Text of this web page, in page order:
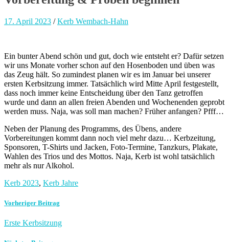
17. April 2023 /Kerb Wembach-Hahn
Ein bunter Abend schön und gut, doch wie entsteht er? Dafür setzen
wir uns Monate vorher schon auf den Hosenboden und üben was
das Zeug hält. So zumindest planen wir es im Januar bei unserer
ersten Kerbsitzung immer. Tatsächlich wird Mitte April festgestellt,
dass noch immer keine Entscheidung über den Tanz getroffen
wurde und dann an allen freien Abenden und Wochenenden geprobt
werden muss. Naja, was soll man machen? Früher anfangen? Pfff…
Neben der Planung des Programms, des Übens, andere
Vorbereitungen kommt dann noch viel mehr dazu… Kerbzeitung,
Sponsoren, T-Shirts und Jacken, Foto-Termine, Tanzkurs, Plakate,
Wahlen des Trios und des Mottos. Naja, Kerb ist wohl tatsächlich
mehr als nur Alkohol.
Kerb 2023, Kerb Jahre
Vorheriger Beitrag
Erste Kerbsitzung